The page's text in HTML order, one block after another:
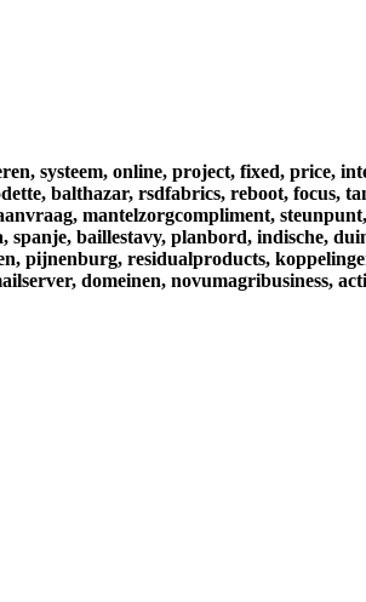
systeem, online, project, fixed, price,
balthazar, rsdfabrics, reboot, focus,
mantelzorgcompliment, steunpunt,
spanje, baillestavy, planbord, indische,
pijnenburg, residualproducts,
domeinen, novumagribusiness,